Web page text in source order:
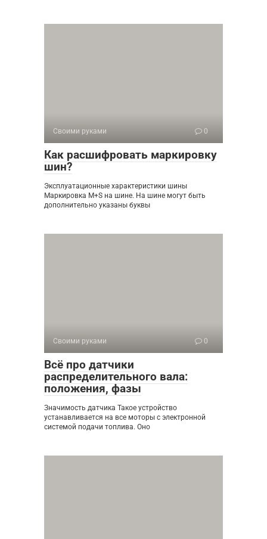
Своими руками 0
Как расшифровать маркировку
шин?
Эксплуатационные характеристики шины
Маркировка M+S на шине. На шине могут быть
дополнительно указаны буквы
Своими руками 0
Всё про датчики
распределительного вала:
положения, фазы
Значимость датчика Такое устройство
устанавливается на все моторы с электронной
системой подачи топлива. Оно